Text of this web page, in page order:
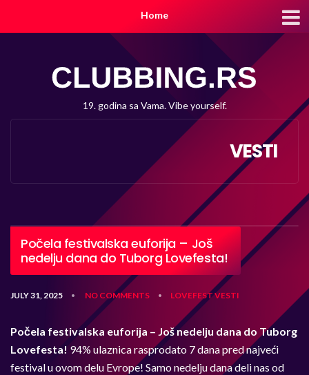
Home
19. godina sa Vama. Vibe yourself.
VESTI
Počela festivalska euforija – Još
nedelju dana do Tuborg Lovefesta!
JULY 31, 2025 • NO COMMENTS • LOVEFESTVESTI
Počela festivalska euforija – Još nedelju dana do Tuborg
Lovefesta! 94% ulaznica rasprodato 7 dana pred najveći
festival u ovom delu Evrope! Samo nedelju dana deli nas od